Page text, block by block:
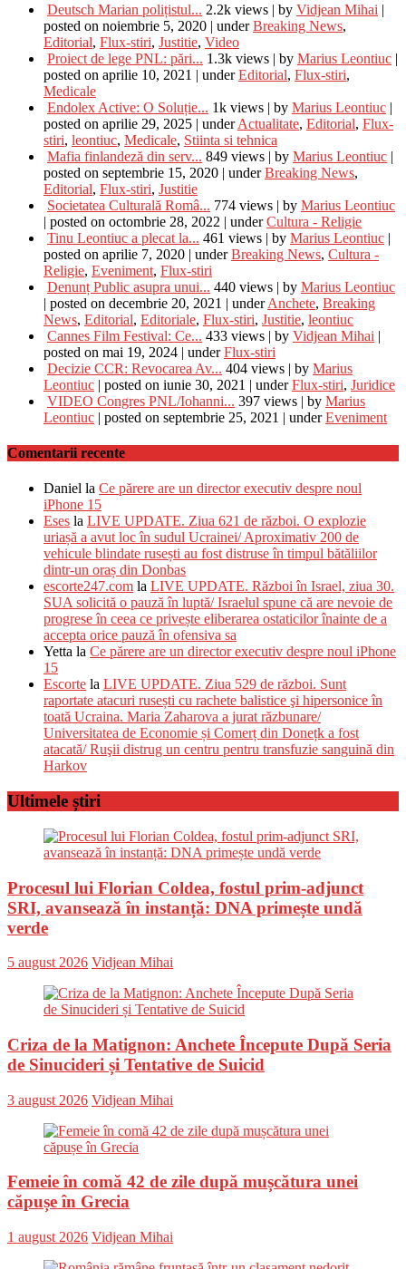
Deutsch Marian polițistul... 2.2k views | by Vidjean Mihai |
posted on noiembrie 5, 2020 | underBreaking News,
Editorial, Flux-stiri, Justitie, Video
Proiect de lege PNL: pări... 1.3k views | by Marius Leontiuc |
posted on aprilie 10, 2021 | underEditorial, Flux-stiri,
Medicale
Endolex Active: O Soluție... 1k views | by Marius Leontiuc |
posted on aprilie 29, 2025 | underActualitate, Editorial, Flux-
stiri, leontiuc, Medicale, Stiinta si tehnica
Mafia finlandeză din serv... 849 views | by Marius Leontiuc |
posted on septembrie 15, 2020 | underBreaking News,
Editorial, Flux-stiri, Justitie
Societatea Culturală Româ... 774 views | by Marius Leontiuc
| posted on octombrie 28, 2022 | underCultura - Religie
Tinu Leontiuc a plecat la... 461 views | by Marius Leontiuc |
posted on aprilie 7, 2020 | underBreaking News, Cultura -
Religie, Eveniment, Flux-stiri
Denunț Public asupra unui... 440 views | by Marius Leontiuc
| posted on decembrie 20, 2021 | underAnchete, Breaking
News, Editorial, Editoriale, Flux-stiri, Justitie, leontiuc
Cannes Film Festival: Ce... 433 views | by Vidjean Mihai |
posted on mai 19, 2024 | underFlux-stiri
Decizie CCR: Revocarea Av... 404 views | by Marius
Leontiuc | posted on iunie 30, 2021 | underFlux-stiri, Juridice
VIDEO Congres PNL/Iohanni... 397 views | by Marius
Leontiuc | posted on septembrie 25, 2021 | underEveniment
Comentarii recente
Daniel la Ce părere are un director executiv despre noul
iPhone 15
Eses la LIVE UPDATE. Ziua 621 de război. O explozie
uriașă a avut loc în sudul Ucrainei/ Aproximativ 200 de
vehicule blindate rusești au fost distruse în timpul bătăliilor
dintr-un oraș din Donbas
escorte247.com la LIVE UPDATE. Război în Israel, ziua 30.
SUA solicită o pauză în luptă/ Israelul spune că are nevoie de
progrese în ceea ce privește eliberarea ostaticilor înainte de a
accepta orice pauză în ofensiva sa
Yetta la Ce părere are un director executiv despre noul iPhone
15
Escorte la LIVE UPDATE. Ziua 529 de război. Sunt
raportate atacuri rusești cu rachete balistice şi hipersonice în
toată Ucraina. Maria Zaharova a jurat răzbunare/
Universitatea de Economie și Comerț din Donețk a fost
atacată/ Ruşii distrug un centru pentru transfuzie sanguină din
Harkov
Ultimele știri
Procesul lui Florian Coldea, fostul prim-adjunct
SRI, avansează în instanță: DNA primește undă
verde
Posted
5 august 2026 Author
Vidjean Mihai
Criza de la Matignon: Anchete Începute După Seria
de Sinucideri și Tentative de Suicid
Posted
3 august 2026 Author
Vidjean Mihai
Femeie în comă 42 de zile după mușcătura unei
căpușe în Grecia
Posted
1 august 2026 Author
Vidjean Mihai